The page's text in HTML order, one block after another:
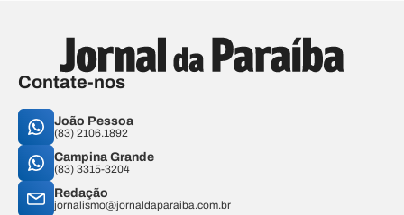
Contate-nos
João Pessoa
(83) 2106.1892
Campina Grande
(83) 3315-3204
Redação
jornalismo@jornaldaparaiba.com.br